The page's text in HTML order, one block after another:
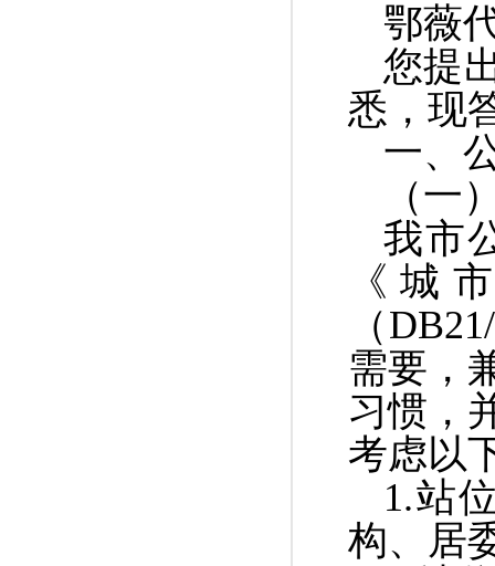
鄂薇
您提
悉，现
一、
（一
我市
《城
（
需要，
习惯，
考虑以
1.站
构、居